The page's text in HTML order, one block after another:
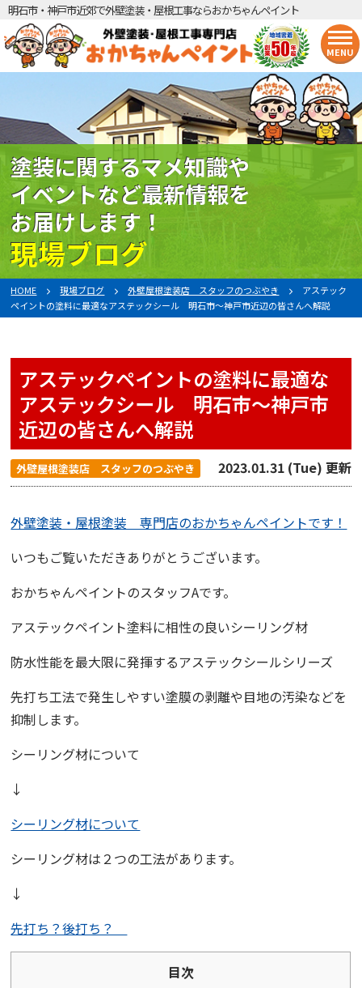
明石市・神戸市近郊で外壁塗装・屋根工事ならおかちゃんペイント
MENU
塗装に関するマメ知識や
イベントなど最新情報を
お届けします！
現場ブログ
HOME 現場ブログ 外壁屋根塗装店 スタッフのつぶやき
アステック
ペイントの塗料に最適なアステックシール 明石市〜神戸市近辺の皆さんへ解説
アステックペイントの塗料に最適な
アステックシール 明石市〜神戸市
近辺の皆さんへ解説
外壁屋根塗装店 スタッフのつぶやき 2023.01.31 (Tue) 更新
外壁塗装・屋根塗装 専門店のおかちゃんペイントです！
いつもご覧いただきありがとうございます。
おかちゃんペイントのスタッフAです。
アステックペイント塗料に相性の良いシーリング材
防水性能を最大限に発揮するアステックシールシリーズ
先打ち工法で発生しやすい塗膜の剥離や目地の汚染などを
抑制します。
シーリング材について
↓
シーリング材について
シーリング材は２つの工法があります。
↓
先打ち？後打ち？
目次